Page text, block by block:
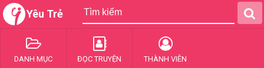
Yêu Trẻ
DANH MỤC ĐỌC TRUYỆN THÀNH VIÊN